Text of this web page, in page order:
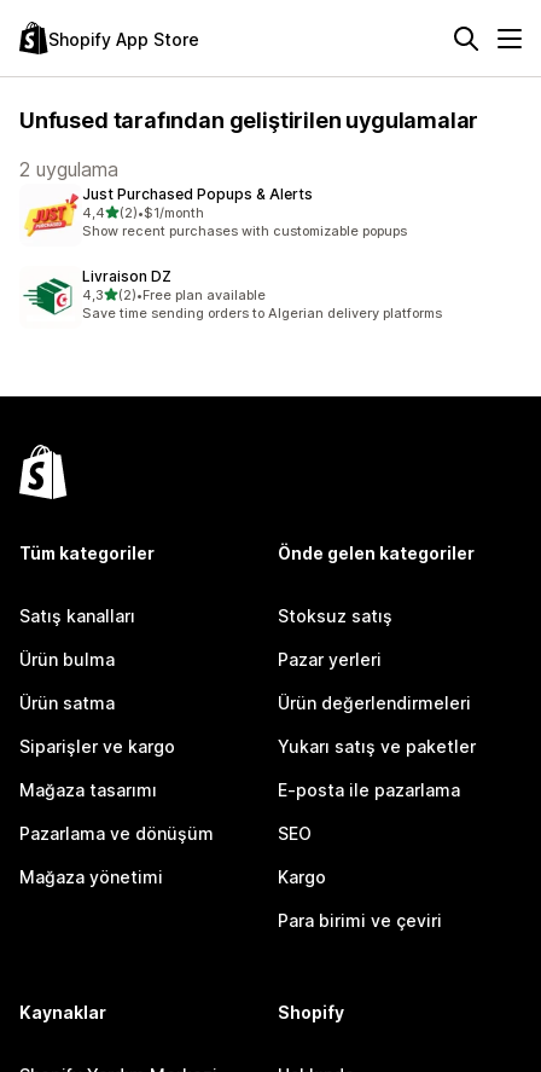
Shopify App Store
Unfused tarafından geliştirilen uygulamalar
2 uygulama
Just Purchased Popups & Alerts
4,45 yıldız üzerinden
(2)
toplam 2 değerlendirme
•$1/month
Show recent purchases with customizable popups
Livraison DZ
4,35 yıldız üzerinden
(2)
toplam 2 değerlendirme
•Free plan available
Save time sending orders to Algerian delivery platforms
Tüm kategoriler
Satış kanalları
Ürün bulma
Ürün satma
Siparişler ve kargo
Mağaza tasarımı
Pazarlama ve dönüşüm
Mağaza yönetimi
Önde gelen kategoriler
Stoksuz satış
Pazar yerleri
Ürün değerlendirmeleri
Yukarı satış ve paketler
E-posta ile pazarlama
SEO
Kargo
Para birimi ve çeviri
Kaynaklar Shopify